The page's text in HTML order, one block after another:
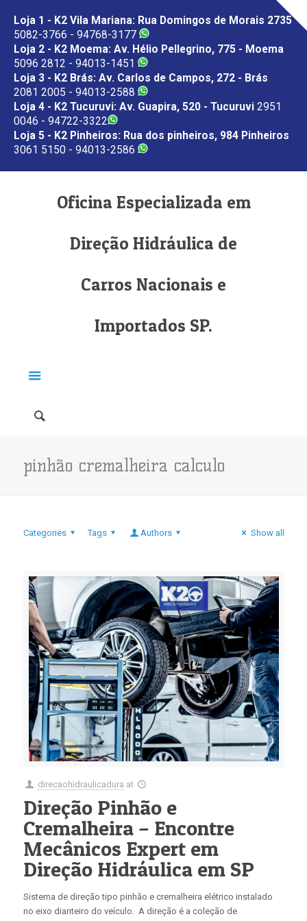
Loja 1 - K2 Vila Mariana: Rua Domingos de Morais 2735
5082-3766 - 94768-3177
Loja 2 - K2 Moema: Av. Hélio Pellegrino, 775 - Moema
5096 2812 - 94013-1451
Loja 3 - K2 Brás: Av. Carlos de Campos, 272 - Brás
2081 2005 - 94013-2588
Loja 4 - K2 Tucuruvi: Av. Guapira, 520 - Tucuruvi 2951
0046 - 94722-3322
Loja 5 - K2 Pinheiros: Rua dos pinheiros, 984 Pinheiros
3061 5150 - 94013-2586
Oficina Especializada em
Direção Hidráulica de
Carros Nacionais e
Importados SP.
pinhão cremalheira calculo
Categories Tags Authors Show all
direcaohidraulicadura at
Direção Pinhão e
Cremalheira – Encontre
Mecânicos Expert em
Direção Hidráulica em SP
Sistema de direção tipo pinhão e cremalheira elétrico instalado
no eixo dianteiro do veículo. A direção é a coleção de